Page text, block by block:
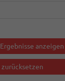
Ergebnisse anzeigen
zurücksetzen